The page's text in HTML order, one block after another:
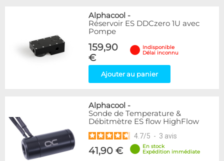
Alphacool -
Réservoir ES DDCzero 1U avec
Pompe
159,90
€
Indisponible
Délai inconnu
Ajouter au panier
Alphacool -
Sonde de Temperature &
Débitmètre ES flow HighFlow
4.7/5 - 3 avis
41,90 €
En stock
Expédition immédiate